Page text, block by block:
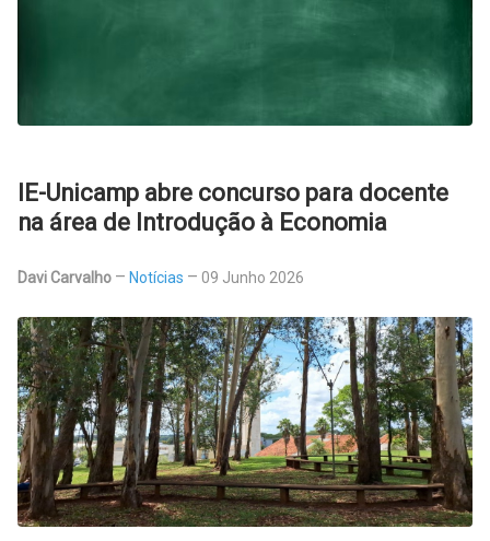
IE-Unicamp abre concurso para docente
na área de Introdução à Economia
Davi Carvalho Notícias 09 Junho 2026